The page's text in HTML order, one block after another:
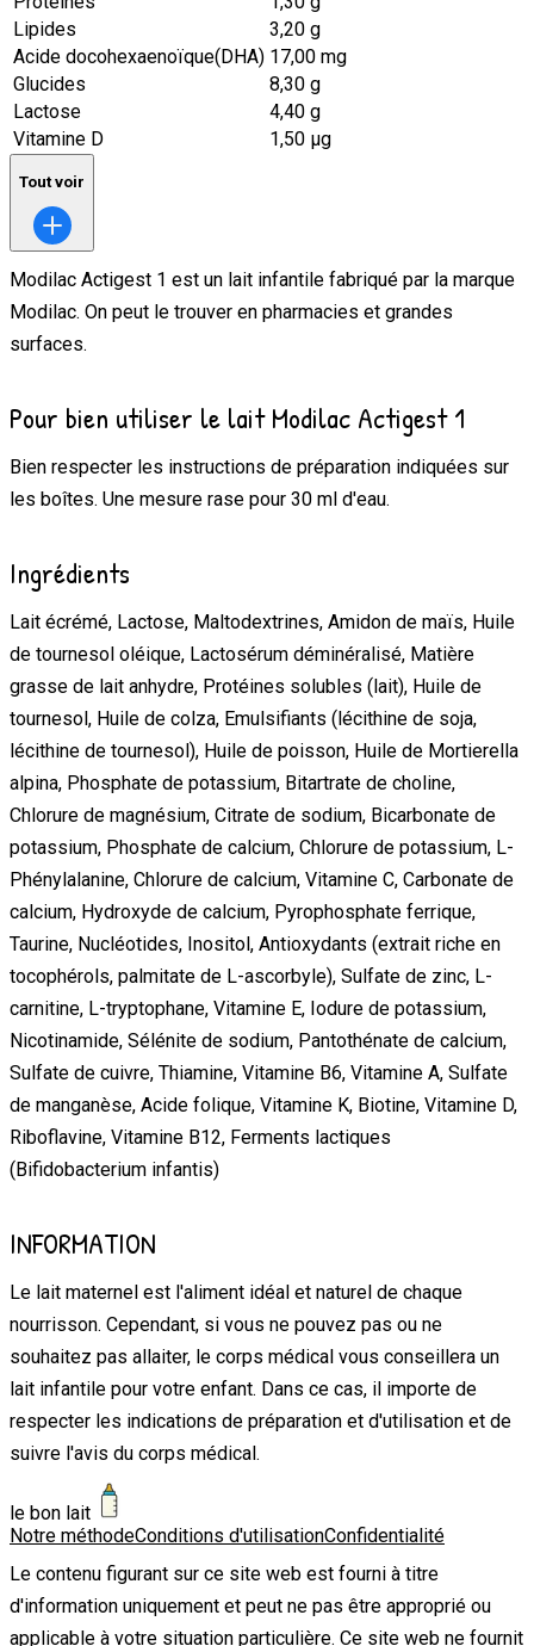
Lipides
3,20 g
Acide docohexaenoïque(DHA) 17,00 mg
Glucides
8,30 g
Lactose
4,40 g
Vitamine D
1,50 μg
Tout voir
Modilac Actigest 1 est un lait infantile fabriqué par la marque
Modilac. On peut le trouver en pharmacies et grandes
surfaces.
Pour bien utiliser le lait Modilac Actigest 1
Bien respecter les instructions de préparation indiquées sur
les boîtes. Une mesure rase pour 30 ml d'eau.
Ingrédients
Lait écrémé, Lactose, Maltodextrines, Amidon de maïs, Huile
de tournesol oléique, Lactosérum déminéralisé, Matière
grasse de lait anhydre, Protéines solubles (lait), Huile de
tournesol, Huile de colza, Emulsifiants (lécithine de soja,
lécithine de tournesol), Huile de poisson, Huile de Mortierella
alpina, Phosphate de potassium, Bitartrate de choline,
Chlorure de magnésium, Citrate de sodium, Bicarbonate de
potassium, Phosphate de calcium, Chlorure de potassium, L-
Phénylalanine, Chlorure de calcium, Vitamine C, Carbonate de
calcium, Hydroxyde de calcium, Pyrophosphate ferrique,
Taurine, Nucléotides, Inositol, Antioxydants (extrait riche en
tocophérols, palmitate de L-ascorbyle), Sulfate de zinc, L-
carnitine, L-tryptophane, Vitamine E, Iodure de potassium,
Nicotinamide, Sélénite de sodium, Pantothénate de calcium,
Sulfate de cuivre, Thiamine, Vitamine B6, Vitamine A, Sulfate
de manganèse, Acide folique, Vitamine K, Biotine, Vitamine D,
Riboflavine, Vitamine B12, Ferments lactiques
(Bifidobacterium infantis)
INFORMATION
Le lait maternel est l'aliment idéal et naturel de chaque
nourrisson. Cependant, si vous ne pouvez pas ou ne
souhaitez pas allaiter, le corps médical vous conseillera un
lait infantile pour votre enfant. Dans ce cas, il importe de
respecter les indications de préparation et d'utilisation et de
suivre l'avis du corps médical.
le bon lait
Notre méthodeConditions d'utilisationConfidentialité
Le contenu figurant sur ce site web est fourni à titre
d'information uniquement et peut ne pas être approprié ou
applicable à votre situation particulière. Ce site web ne fournit